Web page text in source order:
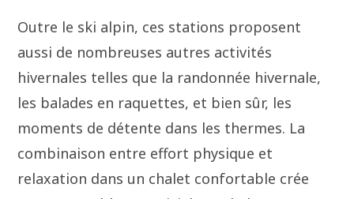
Outre le ski alpin, ces stations proposent
aussi de nombreuses autres activités
hivernales telles que la randonnée hivernale,
les balades en raquettes, et bien sûr, les
moments de détente dans les thermes. La
combinaison entre effort physique et
relaxation dans un chalet confortable crée